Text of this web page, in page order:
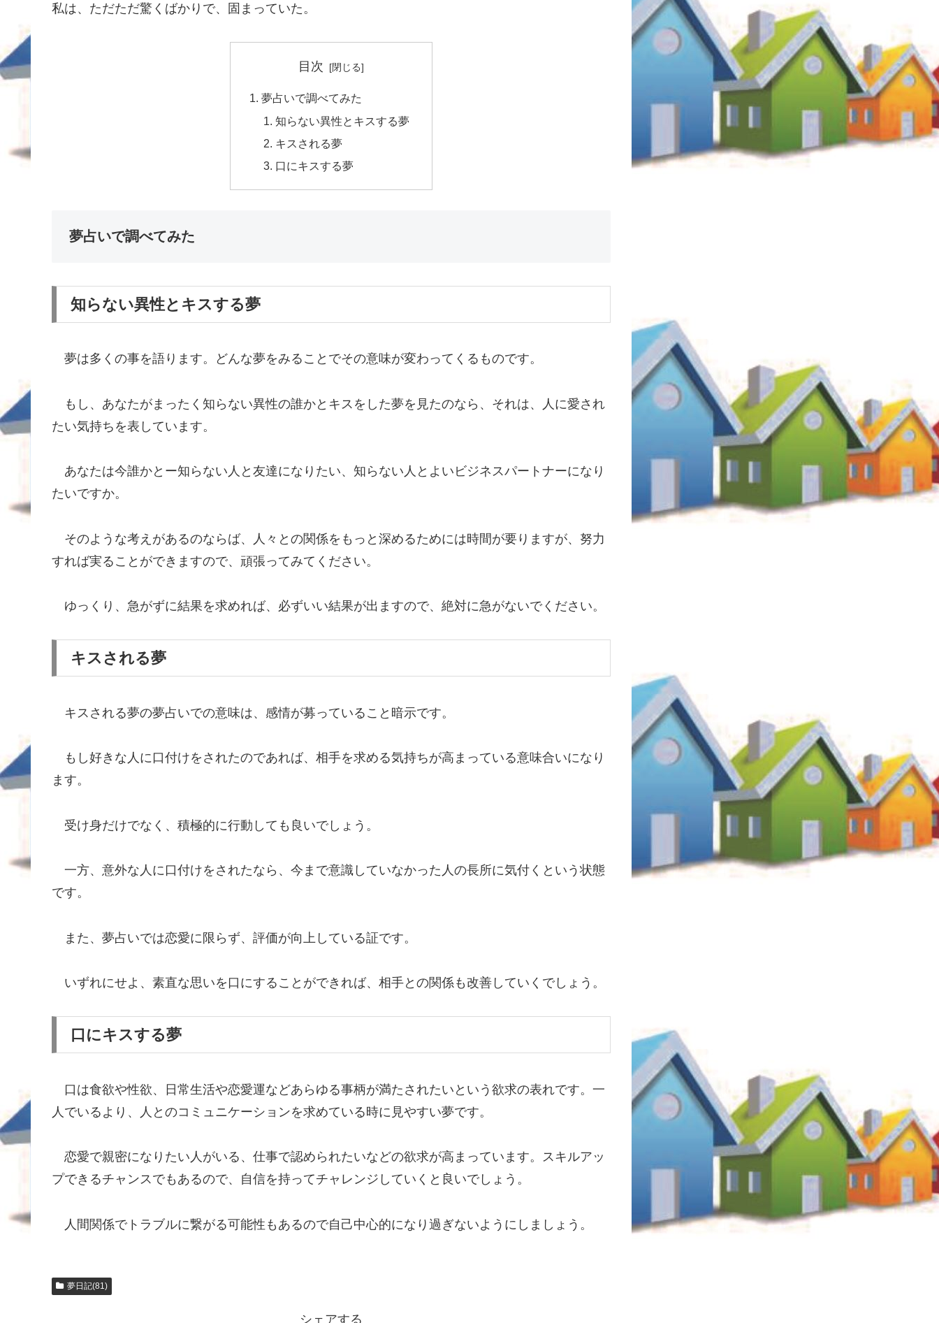
私は、ただただ驚くばかりで、固まっていた。
目次
夢占いで調べてみた
知らない異性とキスする夢
キスされる夢
口にキスする夢
夢占いで調べてみた
知らない異性とキスする夢
夢は多くの事を語ります。どんな夢をみることでその意味が変わってくるものです。
もし、あなたがまったく知らない異性の誰かとキスをした夢を見たのなら、それは、人に愛され
たい気持ちを表しています。
あなたは今誰かとー知らない人と友達になりたい、知らない人とよいビジネスパートナーになり
たいですか。
そのような考えがあるのならば、人々との関係をもっと深めるためには時間が要りますが、努力
すれば実ることができますので、頑張ってみてください。
ゆっくり、急がずに結果を求めれば、必ずいい結果が出ますので、絶対に急がないでください。
キスされる夢
キスされる夢の夢占いでの意味は、感情が募っていること暗示です。
もし好きな人に口付けをされたのであれば、相手を求める気持ちが高まっている意味合いになり
ます。
受け身だけでなく、積極的に行動しても良いでしょう。
一方、意外な人に口付けをされたなら、今まで意識していなかった人の長所に気付くという状態
です。
また、夢占いでは恋愛に限らず、評価が向上している証です。
いずれにせよ、素直な思いを口にすることができれば、相手との関係も改善していくでしょう。
口にキスする夢
口は食欲や性欲、日常生活や恋愛運などあらゆる事柄が満たされたいという欲求の表れです。一
人でいるより、人とのコミュニケーションを求めている時に見やすい夢です。
恋愛で親密になりたい人がいる、仕事で認められたいなどの欲求が高まっています。スキルアッ
プできるチャンスでもあるので、自信を持ってチャレンジしていくと良いでしょう。
人間関係でトラブルに繋がる可能性もあるので自己中心的になり過ぎないようにしましょう。
夢日記(81)
シェアする